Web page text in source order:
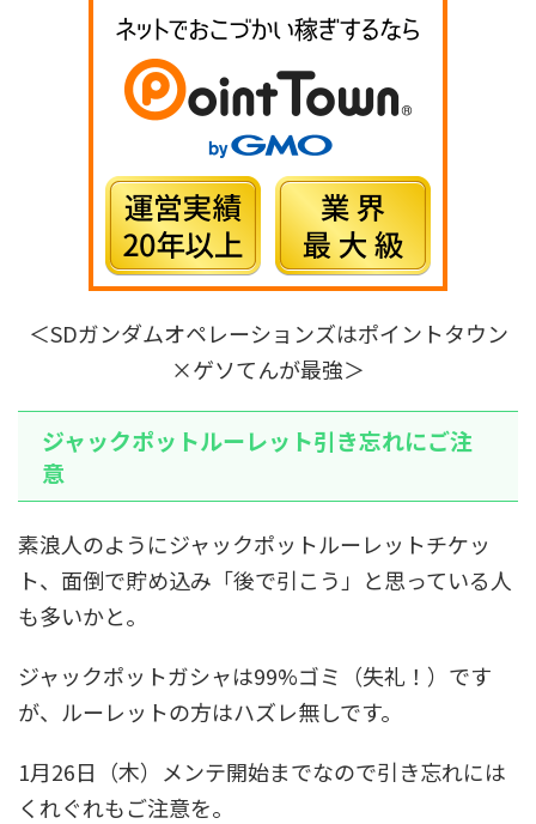
＜SDガンダムオペレーションズはポイントタウン
×ゲソてんが最強＞
ジャックポットルーレット引き忘れにご注
意
素浪人のようにジャックポットルーレットチケッ
ト、面倒で貯め込み「後で引こう」と思っている人
も多いかと。
ジャックポットガシャは99%ゴミ（失礼！）です
が、ルーレットの方はハズレ無しです。
1月26日（木）メンテ開始までなので引き忘れには
くれぐれもご注意を。